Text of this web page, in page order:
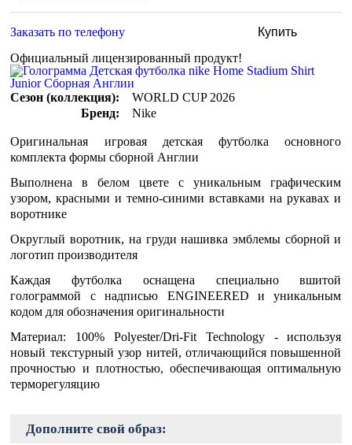
Заказать по телефону
Купить
Официальный лицензированный продукт!
Сезон (коллекция):
WORLD CUP 2026
Бренд:
Nike
Оригинальная игровая детская футболка основного
комплекта формы сборной Англии
Выполнена в белом цвете с уникальным графическим
узором, красными и темно-синими вставками на рукавах и
воротнике
Округлый воротник, на груди нашивка эмблемы сборной и
логотип производителя
Каждая футболка оснащена специально вшитой
голограммой c надписью ENGINEERED и уникальным
кодом для обозначения оригинальности
Материал: 100% Polyester/Dri-Fit Technology - используя
новый текстурный узор нитей, отличающийся повышенной
прочностью и плотностью, обеспечивающая оптимальную
терморегуляцию
Дополните свой образ: